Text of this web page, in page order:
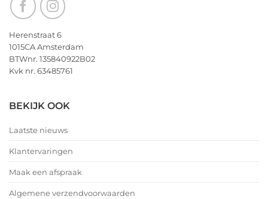
Herenstraat 6
1015CA Amsterdam
BTWnr. 135840922B02
Kvk nr. 63485761
BEKIJK OOK
Laatste nieuws
Klantervaringen
Maak een afspraak
Algemene verzendvoorwaarden